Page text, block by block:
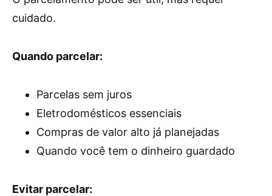
cuidado.
Quando parcelar:
Parcelas sem juros
Eletrodomésticos essenciais
Compras de valor alto já planejadas
Quando você tem o dinheiro guardado
Evitar parcelar: